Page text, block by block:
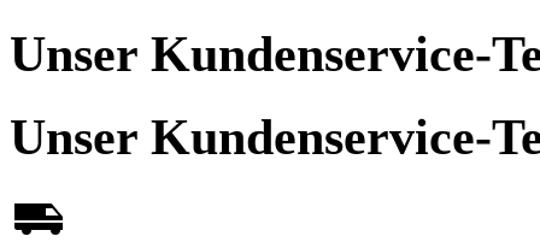
Unser Kundenservice-
Unser Kundenservice-